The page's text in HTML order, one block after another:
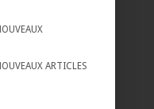
ARTICLES